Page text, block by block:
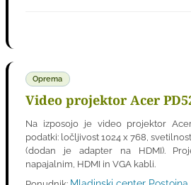
Oprema
Video projektor Acer
Na izposojo je video projektor
podatki: ločljivost 1024 x 768,
(dodan je adapter na HDMI).
napajalnim, HDMI in VGA kabli.